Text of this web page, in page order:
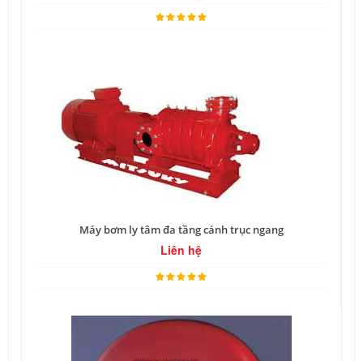
Máy bơm ly tâm đa tầng cánh trục ngang
Liên hệ